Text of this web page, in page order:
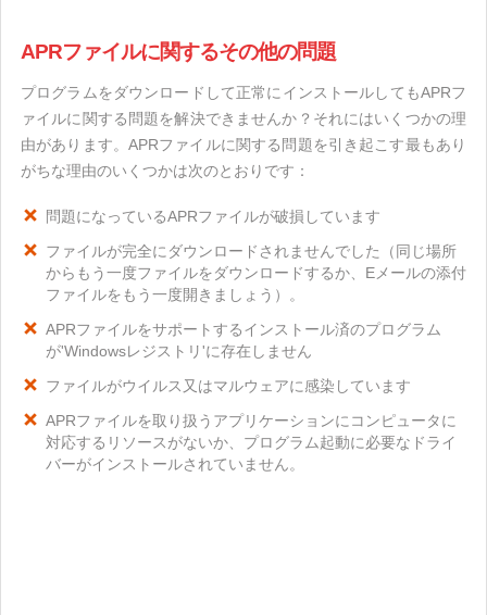
APRファイルに関するその他の問題
プログラムをダウンロードして正常にインストールしてもAPRフ
ァイルに関する問題を解決できませんか？それにはいくつかの理
由があります。APRファイルに関する問題を引き起こす最もあり
がちな理由のいくつかは次のとおりです：
問題になっているAPRファイルが破損しています
ファイルが完全にダウンロードされませんでした（同じ場所
からもう一度ファイルをダウンロードするか、Eメールの添付
ファイルをもう一度開きましょう）。
APRファイルをサポートするインストール済のプログラム
が'Windowsレジストリ'に存在しません
ファイルがウイルス又はマルウェアに感染しています
APRファイルを取り扱うアプリケーションにコンピュータに
対応するリソースがないか、プログラム起動に必要なドライ
バーがインストールされていません。